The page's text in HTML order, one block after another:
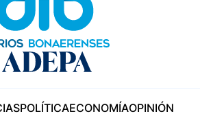
POLÍTICAECONOMÍAOPINIÓN